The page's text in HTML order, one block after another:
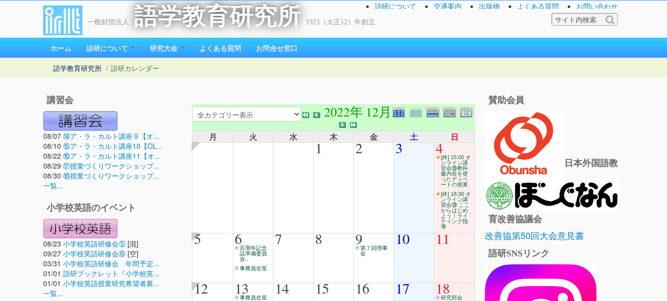
一般財団法人 語学教育研究所 1923（大正12）年創立
語研について 交通案内 出版物 よくある質問 お問い合わせ
ホーム 語研について 研究大会 よくある質問 お問合せ窓口
語学教育研究所 / 語研カレンダー
講習会
08/07 ⑭ア・ラ・カルト講座９【オ...
08/10 ⑮ア・ラ・カルト講座10【OL...
08/22 ⑯ア・ラ・カルト講座11【オ...
08/29 ⑰授業づくりワークショップ...
08/30 ⑱授業づくりワークショップ...
一覧...
小学校英語のイベント
08/23 小学校英語研修会⑤ [混]
09/27 小学校英語研修会⑥ [空]
03/31 小学校英語研修会 年間予定...
01/01 語研ブックレット『小学校英...
01/01 小学校英語授業研究希望者募...
一覧...
2022年 12月
月 火 水 木 金 土 日
1 2 3 4[終] 15:00 オ
ンライン講
習会㉘教科
書内容を使
ったディベ
ートの授業
[終] 18:30 オ
ンライン講
習会㉙ ここ
からはじめ
よう！ライ
ティング指
導
5 6百周年記念
誌準備委員
会..
事務員在室
7 8 9第７回理事
会
10 11
12 13
事務員在室 14 15 16 17 18
研究部会
賛助会員
日本外国語教
育改善協議会
改善協第50回大会意見書
語研SNSリンク